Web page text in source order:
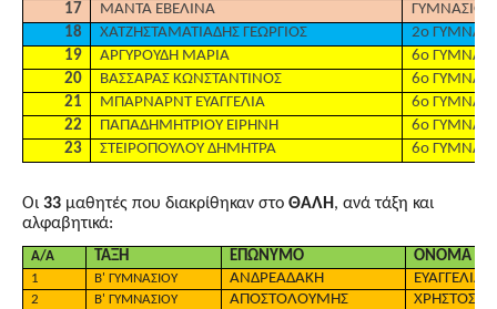
17
ΜΑΝΤΑ ΕΒΕΛΙΝΑ
ΓΥΜΝΑΣΙΟ
18
ΧΑΤΖΗΣΤΑΜΑΤΙΑΔΗΣ ΓΕΩΡΓΙΟΣ
2ο
19
ΑΡΓΥΡΟΥΔΗ ΜΑΡΙΑ
6ο
20
ΒΑΣΣΑΡΑΣ ΚΩΝΣΤΑΝΤΙΝΟΣ
6ο
21
ΜΠΑΡΝΑΡΝΤ ΕΥΑΓΓΕΛΙΑ
6ο
22
ΠΑΠΑΔΗΜΗΤΡΙΟΥ ΕΙΡΗΝΗ
6ο
23
ΣΤΕΙΡΟΠΟΥΛΟΥ ΔΗΜΗΤΡΑ 6ο
Οι 33 μαθητές που διακρίθηκαν στο ΘΑΛΗ, ανά τάξη και
αλφαβητικά:
Α/Α ΤΑΞΗ ΕΠΩΝΥΜΟ ΟΝΟΜΑ
1 Β' ΓΥΜΝΑΣΙΟΥ ΑΝΔΡΕΑΔΑΚΗ ΕΥΑΓΓΕΛΙΑ
2 Β' ΓΥΜΝΑΣΙΟΥ ΑΠΟΣΤΟΛΟΥΜΗΣ ΧΡΗΣΤΟΣ